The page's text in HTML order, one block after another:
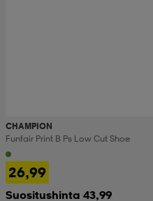
CHAMPION
Funfair Print B Ps Low Cut Shoe
26,99
Suositushinta 43,99